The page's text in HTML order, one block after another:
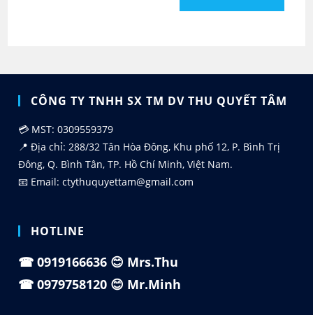
CÔNG TY TNHH SX TM DV THU QUYẾT TÂM
💳 MST: 0309559379
📍 Địa chỉ: 288/32 Tân Hòa Đông, Khu phố 12, P. Bình Trị
Đông, Q. Bình Tân, TP. Hồ Chí Minh, Việt Nam.
📧 Email: ctythuquyettam@gmail.com
HOTLINE
☎0919166636 😊 Mrs.Thu
☎0979758120 😊 Mr.Minh